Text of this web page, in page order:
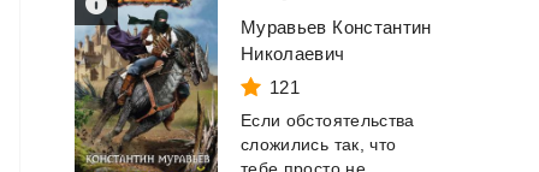
Муравьев Константин
Николаевич
121
Если обстоятельства
сложились так, что